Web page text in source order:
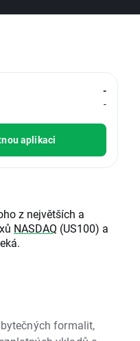
-
-
aplikaci
z největších a
NASDAQ (US100) a
formalit,